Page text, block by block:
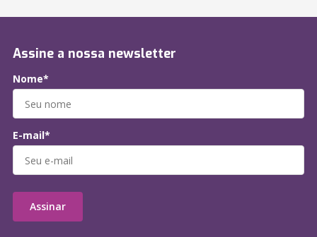
Assine a nossa newsletter
Nome*
E-mail*
Assinar